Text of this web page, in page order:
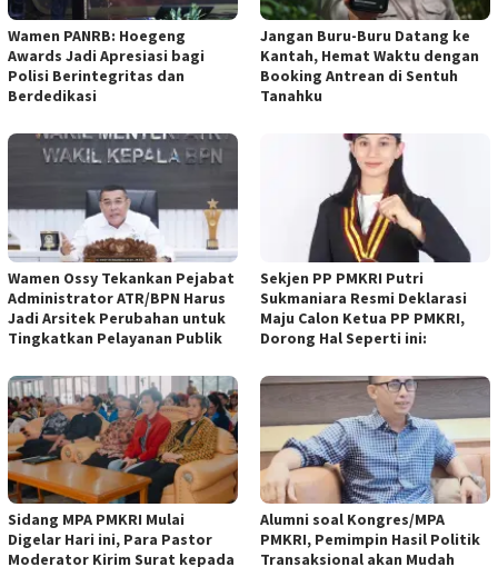
Wamen PANRB: Hoegeng
Awards Jadi Apresiasi bagi
Polisi Berintegritas dan
Berdedikasi
Jangan Buru-Buru Datang ke
Kantah, Hemat Waktu dengan
Booking Antrean di Sentuh
Tanahku
Wamen Ossy Tekankan Pejabat
Administrator ATR/BPN Harus
Jadi Arsitek Perubahan untuk
Tingkatkan Pelayanan Publik
Sekjen PP PMKRI Putri
Sukmaniara Resmi Deklarasi
Maju Calon Ketua PP PMKRI,
Dorong Hal Seperti ini:
Sidang MPA PMKRI Mulai
Digelar Hari ini, Para Pastor
Moderator Kirim Surat kepada
Alumni soal Kongres/MPA
PMKRI, Pemimpin Hasil Politik
Transaksional akan Mudah